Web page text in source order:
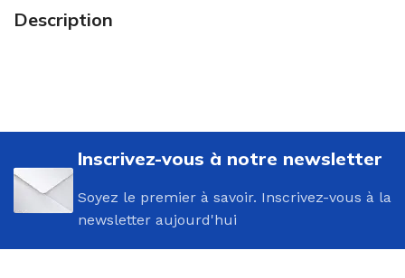
Description
Inscrivez-vous à notre newsletter
Soyez le premier à savoir. Inscrivez-vous à la
newsletter aujourd'hui